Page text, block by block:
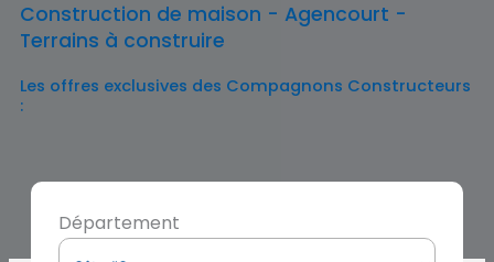
Construction de maison - Agencourt -
Terrains à construire
Les offres exclusives des Compagnons Constructeurs
:
Département